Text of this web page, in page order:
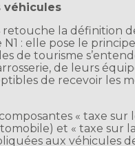
véhicules
retouche la définition
: elle pose le
de tourisme
de leurs
de recevoir les
« taxe sur
et « taxe sur
aux véhicules